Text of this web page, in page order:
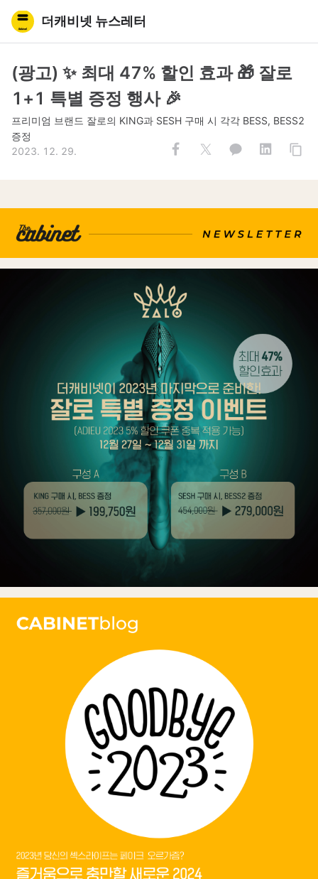
더캐비넷 뉴스레터
(광고) ✨ 최대 47% 할인 효과 🎁 잘로
1+1 특별 증정 행사 🎉
프리미엄 브랜드 잘로의 KING과 SESH 구매 시 각각 BESS, BESS2
증정
2023. 12. 29.